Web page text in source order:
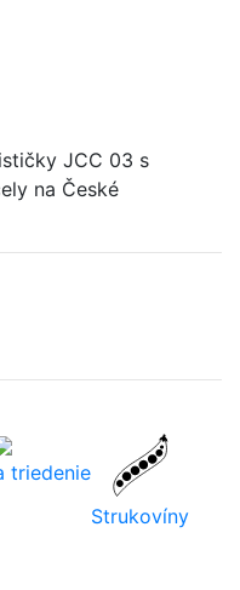
JCC 03 s
na České
triedenie
Strukovíny